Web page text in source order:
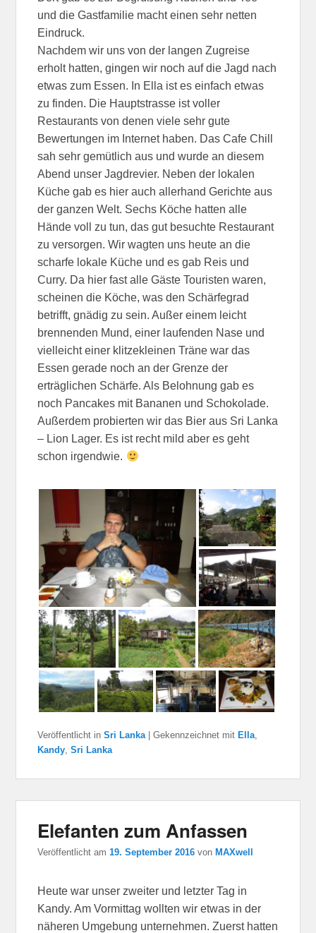
und die Gastfamilie macht einen sehr netten
Eindruck.
Nachdem wir uns von der langen Zugreise
erholt hatten, gingen wir noch auf die Jagd nach
etwas zum Essen. In Ella ist es einfach etwas
zu finden. Die Hauptstrasse ist voller
Restaurants von denen viele sehr gute
Bewertungen im Internet haben. Das Cafe Chill
sah sehr gemütlich aus und wurde an diesem
Abend unser Jagdrevier. Neben der lokalen
Küche gab es hier auch allerhand Gerichte aus
der ganzen Welt. Sechs Köche hatten alle
Hände voll zu tun, das gut besuchte Restaurant
zu versorgen. Wir wagten uns heute an die
scharfe lokale Küche und es gab Reis und
Curry. Da hier fast alle Gäste Touristen waren,
scheinen die Köche, was den Schärfegrad
betrifft, gnädig zu sein. Außer einem leicht
brennenden Mund, einer laufenden Nase und
vielleicht einer klitzekleinen Träne war das
Essen gerade noch an der Grenze der
erträglichen Schärfe. Als Belohnung gab es
noch Pancakes mit Bananen und Schokolade.
Außerdem probierten wir das Bier aus Sri Lanka
– Lion Lager. Es ist recht mild aber es geht
schon irgendwie.
Veröffentlicht in Sri Lanka |Gekennzeichnet mit Ella
Kandy ,Sri Lanka
Elefanten zum Anfassen
Veröffentlicht am19. September 2016 von MAXwell
Heute war unser zweiter und letzter Tag in
Kandy. Am Vormittag wollten wir etwas in der
näheren Umgebung unternehmen. Zuerst hatten